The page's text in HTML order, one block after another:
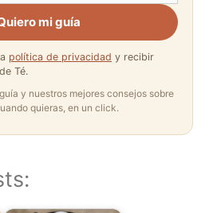
mi guía
política de privacidad y recibir
Té.
y nuestros mejores consejos sobre
quieras, en un click.